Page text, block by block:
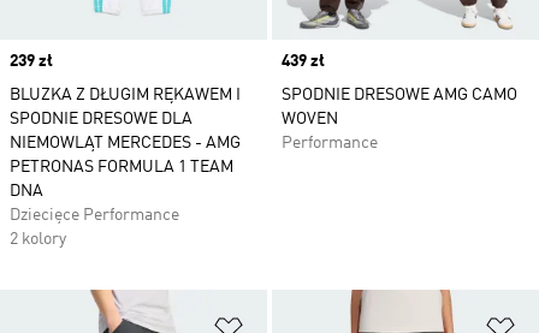
Price
239 zł
BLUZKA Z DŁUGIM RĘKAWEM I
SPODNIE DRESOWE DLA
NIEMOWLĄT MERCEDES - AMG
PETRONAS FORMULA 1 TEAM
DNA
Dziecięce Performance
2 kolory
Price
439 zł
SPODNIE DRESOWE AMG CAMO
WOVEN
Performance
Dodaj do listy życzeń